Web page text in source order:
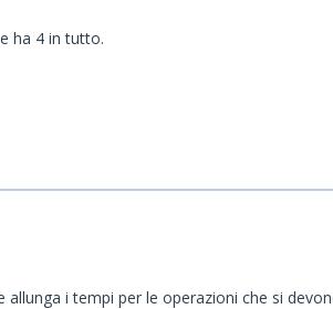
ha 4 in tutto.
i tempi per le operazioni che si